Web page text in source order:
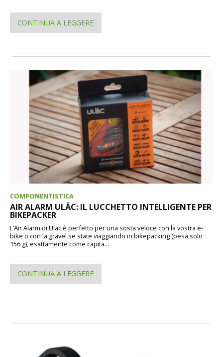
CONTINUA A LEGGERE
COMPONENTISTICA
AIR ALARM ULÄC: IL LUCCHETTO INTELLIGENTE PER
BIKEPACKER
L’Air Alarm di Uläc è perfetto per una sosta veloce con la vostra e-
bike o con la gravel se state viaggiando in bikepacking (pesa solo
156 g), esattamente come capita...
CONTINUA A LEGGERE